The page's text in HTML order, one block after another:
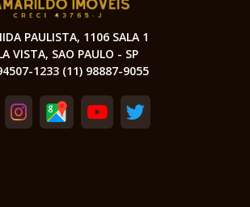
PAULISTA, 1106 SALA 1
VISTA, SAO PAULO - SP
1233 (11) 98887-9055